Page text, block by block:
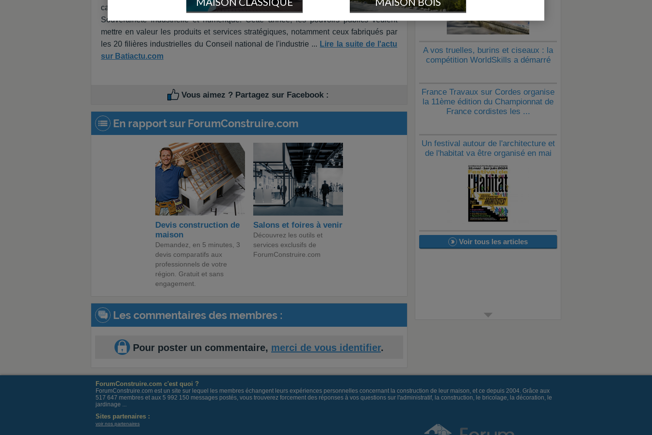
candidature", a annoncé, le 20 mai, le ministère de l'Économie, des Finances et de la
Souveraineté industrielle et numérique. Cette année, les pouvoirs publics veulent
mettre en valeur les produits et services stratégiques, notamment ceux fabriqués par
les 20 filières industrielles du Conseil national de l'industrie ... Lire la suite de l'actu
sur Batiactu.com
Vous aimez ? Partagez sur Facebook :
En rapport sur ForumConstruire.com
Devis construction de
maison
Demandez, en 5 minutes, 3
devis comparatifs aux
professionnels de votre
région. Gratuit et sans
engagement.
Salons et foires à venir
Découvrez les outils et
services exclusifs de
ForumConstruire.com
Les commentaires des membres :
Pour poster un commentaire, merci de vous identifier.
A vos truelles, burins et ciseaux : la
compétition WorldSkills a démarré
France Travaux sur Cordes organise
la 11ème édition du Championnat de
France cordistes les ...
Un festival autour de l'architecture et
de l'habitat va être organisé en mai
Voir tous les articles
ForumConstruire.com c'est quoi ?
ForumConstruire.com est un site sur lequel les membres échangent leurs expériences personnelles concernant la construction de leur maison, et ce depuis 2004. Grâce aux
517 647 membres et aux 5 992 150 messages postés, vous trouverez forcement des réponses à vos questions sur l'administratif, la construction, le bricolage, la décoration, le
jardinage ...
Sites partenaires :
voir nos partenaires